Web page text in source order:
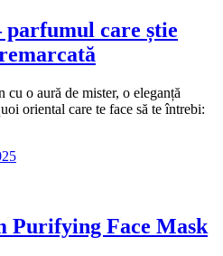
care știe
o aură de mister, o eleganță
oriental care te face să te întrebi:
Purifying Face Mask